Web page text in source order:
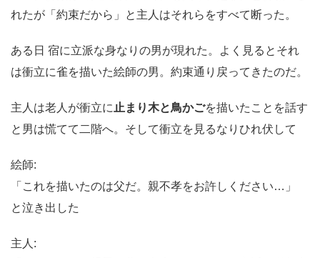
れたが「約束だから」と主人はそれらをすべて断った。
ある日 宿に立派な身なりの男が現れた。よく見るとそれ
は衝立に雀を描いた絵師の男。約束通り戻ってきたのだ。
主人は老人が衝立に 止まり木と鳥かごを描いたことを話す
と男は慌てて二階へ。そして衝立を見るなりひれ伏して
絵師:
「これを描いたのは父だ。親不孝をお許しください…」
と泣き出した
主人: